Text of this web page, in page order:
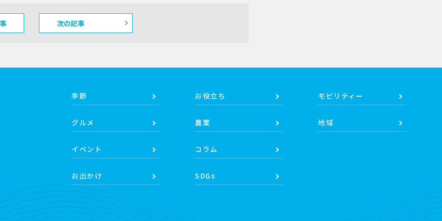
次の記事
季節
グルメ
イベント
お出かけ
お役立ち
農業
コラム
SDGs
モビリティー
地域